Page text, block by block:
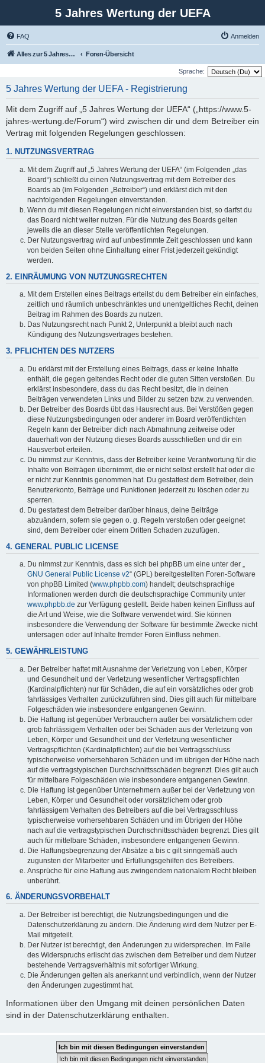
5 Jahres Wertung der UEFA
FAQ Anmelden
Alles zur 5 Jahreswertung / Tabelle der UEFA mit vielen Statistiken. Foren-Übersicht
Sprache:
5 Jahres Wertung der UEFA - Registrierung
Mit dem Zugriff auf „5 Jahres Wertung der UEFA“ („https://www.5-
jahres-wertung.de/Forum“) wird zwischen dir und dem Betreiber ein
Vertrag mit folgenden Regelungen geschlossen:
1. NUTZUNGSVERTRAG
Mit dem Zugriff auf „5 Jahres Wertung der UEFA“ (im Folgenden „das
Board“) schließt du einen Nutzungsvertrag mit dem Betreiber des
Boards ab (im Folgenden „Betreiber“) und erklärst dich mit den
nachfolgenden Regelungen einverstanden.
Wenn du mit diesen Regelungen nicht einverstanden bist, so darfst du
das Board nicht weiter nutzen. Für die Nutzung des Boards gelten
jeweils die an dieser Stelle veröffentlichten Regelungen.
Der Nutzungsvertrag wird auf unbestimmte Zeit geschlossen und kann
von beiden Seiten ohne Einhaltung einer Frist jederzeit gekündigt
werden.
2. EINRÄUMUNG VON NUTZUNGSRECHTEN
Mit dem Erstellen eines Beitrags erteilst du dem Betreiber ein einfaches,
zeitlich und räumlich unbeschränktes und unentgeltliches Recht, deinen
Beitrag im Rahmen des Boards zu nutzen.
Das Nutzungsrecht nach Punkt 2, Unterpunkt a bleibt auch nach
Kündigung des Nutzungsvertrages bestehen.
3. PFLICHTEN DES NUTZERS
Du erklärst mit der Erstellung eines Beitrags, dass er keine Inhalte
enthält, die gegen geltendes Recht oder die guten Sitten verstoßen. Du
erklärst insbesondere, dass du das Recht besitzt, die in deinen
Beiträgen verwendeten Links und Bilder zu setzen bzw. zu verwenden.
Der Betreiber des Boards übt das Hausrecht aus. Bei Verstößen gegen
diese Nutzungsbedingungen oder anderer im Board veröffentlichten
Regeln kann der Betreiber dich nach Abmahnung zeitweise oder
dauerhaft von der Nutzung dieses Boards ausschließen und dir ein
Hausverbot erteilen.
Du nimmst zur Kenntnis, dass der Betreiber keine Verantwortung für die
Inhalte von Beiträgen übernimmt, die er nicht selbst erstellt hat oder die
er nicht zur Kenntnis genommen hat. Du gestattest dem Betreiber, dein
Benutzerkonto, Beiträge und Funktionen jederzeit zu löschen oder zu
sperren.
Du gestattest dem Betreiber darüber hinaus, deine Beiträge
abzuändern, sofern sie gegen o. g. Regeln verstoßen oder geeignet
sind, dem Betreiber oder einem Dritten Schaden zuzufügen.
4. GENERAL PUBLIC LICENSE
Du nimmst zur Kenntnis, dass es sich bei phpBB um eine unter der „
GNU General Public License v2“ (GPL) bereitgestellten Foren-Software
von phpBB Limited (www.phpbb.com) handelt; deutschsprachige
Informationen werden durch die deutschsprachige Community unter
www.phpbb.de zur Verfügung gestellt. Beide haben keinen Einfluss auf
die Art und Weise, wie die Software verwendet wird. Sie können
insbesondere die Verwendung der Software für bestimmte Zwecke nicht
untersagen oder auf Inhalte fremder Foren Einfluss nehmen.
5. GEWÄHRLEISTUNG
Der Betreiber haftet mit Ausnahme der Verletzung von Leben, Körper
und Gesundheit und der Verletzung wesentlicher Vertragspflichten
(Kardinalpflichten) nur für Schäden, die auf ein vorsätzliches oder grob
fahrlässiges Verhalten zurückzuführen sind. Dies gilt auch für mittelbare
Folgeschäden wie insbesondere entgangenen Gewinn.
Die Haftung ist gegenüber Verbrauchern außer bei vorsätzlichem oder
grob fahrlässigem Verhalten oder bei Schäden aus der Verletzung von
Leben, Körper und Gesundheit und der Verletzung wesentlicher
Vertragspflichten (Kardinalpflichten) auf die bei Vertragsschluss
typischerweise vorhersehbaren Schäden und im übrigen der Höhe nach
auf die vertragstypischen Durchschnittsschäden begrenzt. Dies gilt auch
für mittelbare Folgeschäden wie insbesondere entgangenen Gewinn.
Die Haftung ist gegenüber Unternehmern außer bei der Verletzung von
Leben, Körper und Gesundheit oder vorsätzlichem oder grob
fahrlässigem Verhalten des Betreibers auf die bei Vertragsschluss
typischerweise vorhersehbaren Schäden und im Übrigen der Höhe
nach auf die vertragstypischen Durchschnittsschäden begrenzt. Dies gilt
auch für mittelbare Schäden, insbesondere entgangenen Gewinn.
Die Haftungsbegrenzung der Absätze a bis c gilt sinngemäß auch
zugunsten der Mitarbeiter und Erfüllungsgehilfen des Betreibers.
Ansprüche für eine Haftung aus zwingendem nationalem Recht bleiben
unberührt.
6. ÄNDERUNGSVORBEHALT
Der Betreiber ist berechtigt, die Nutzungsbedingungen und die
Datenschutzerklärung zu ändern. Die Änderung wird dem Nutzer per E-
Mail mitgeteilt.
Der Nutzer ist berechtigt, den Änderungen zu widersprechen. Im Falle
des Widerspruchs erlischt das zwischen dem Betreiber und dem Nutzer
bestehende Vertragsverhältnis mit sofortiger Wirkung.
Die Änderungen gelten als anerkannt und verbindlich, wenn der Nutzer
den Änderungen zugestimmt hat.
Informationen über den Umgang mit deinen persönlichen Daten
sind in der Datenschutzerklärung enthalten.